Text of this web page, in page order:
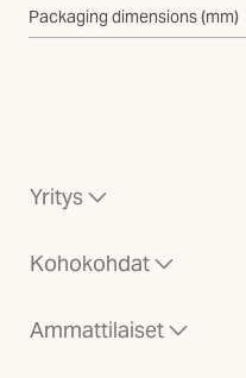
Packaging dimensions (mm)
Yritys
Kohokohdat
Ammattilaiset